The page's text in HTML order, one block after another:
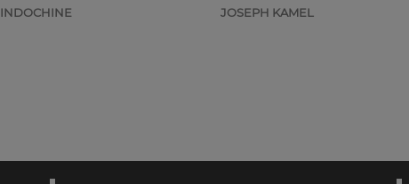
INDOCHINE JOSEPH KAMEL